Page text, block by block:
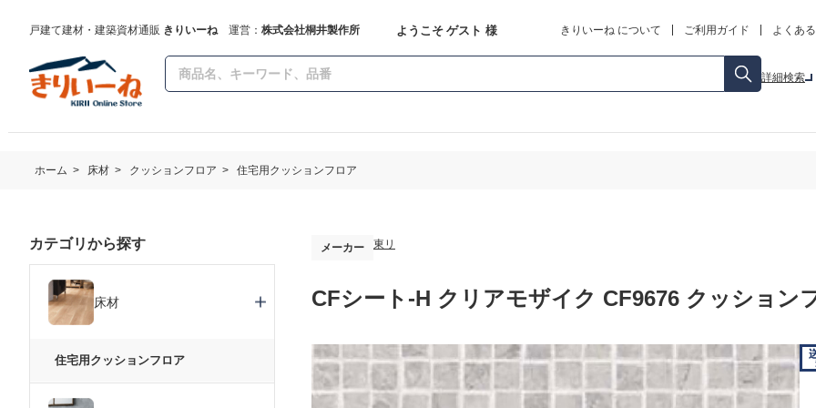
戸建て建材・建築資材通販 きりいーね運営： 株式会社桐井製作所 ようこそ ゲスト 様 きりいーね について ご利用ガイド よくあ
詳細検索
ホーム > 床材 > クッションフロア > 住宅用クッションフロア
メーカー 東リ
CFシート-H クリアモザイク CF9676 クッション
カテゴリから探す
床材
住宅用クッションフロア